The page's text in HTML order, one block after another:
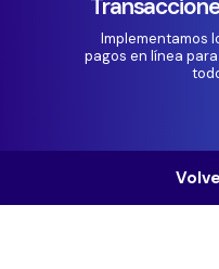
Implementamos
pagos en línea